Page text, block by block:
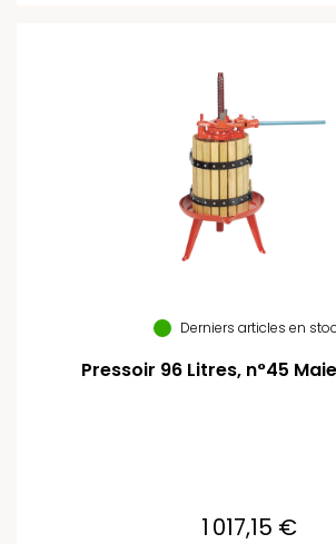
Derniers articles en
Pressoir 96 Litres, n°45
1 017,15 €